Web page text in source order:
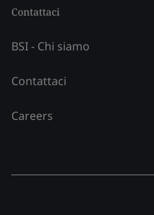
Contattaci
BSI - Chi siamo
Contattaci
Careers